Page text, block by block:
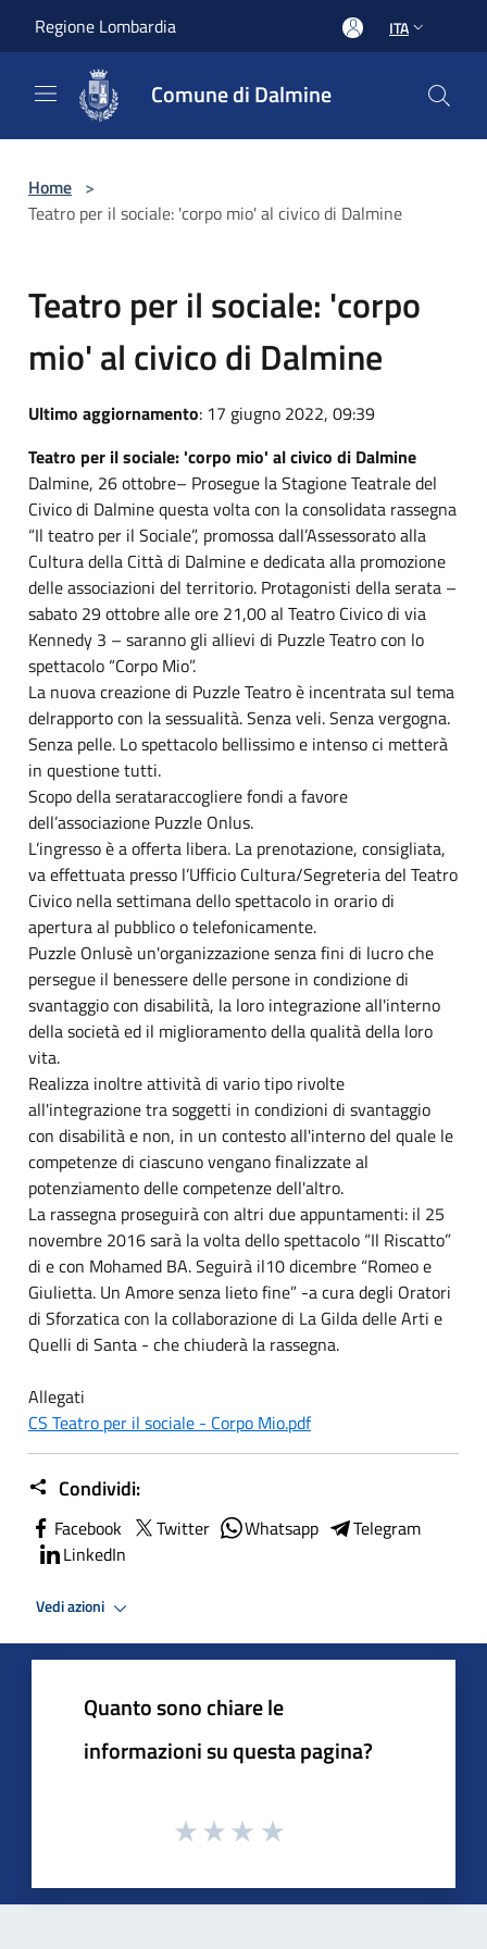
Regione Lombardia ITA
Comune di Dalmine
Home >
Teatro per il sociale: 'corpo mio' al civico di Dalmine
Teatro per il sociale: 'corpo
mio' al civico di Dalmine
Ultimo aggiornamento: 17 giugno 2022, 09:39
Teatro per il sociale: 'corpo mio' al civico di Dalmine
Dalmine, 26 ottobre– Prosegue la Stagione Teatrale del
Civico di Dalmine questa volta con la consolidata rassegna
“Il teatro per il Sociale”, promossa dall’Assessorato alla
Cultura della Città di Dalmine e dedicata alla promozione
delle associazioni del territorio. Protagonisti della serata –
sabato 29 ottobre alle ore 21,00 al Teatro Civico di via
Kennedy 3 – saranno gli allievi di Puzzle Teatro con lo
spettacolo “Corpo Mio”.
La nuova creazione di Puzzle Teatro è incentrata sul tema
delrapporto con la sessualità. Senza veli. Senza vergogna.
Senza pelle. Lo spettacolo bellissimo e intenso ci metterà
in questione tutti.
Scopo della serataraccogliere fondi a favore
dell’associazione Puzzle Onlus.
L’ingresso è a offerta libera. La prenotazione, consigliata,
va effettuata presso l’Ufficio Cultura/Segreteria del Teatro
Civico nella settimana dello spettacolo in orario di
apertura al pubblico o telefonicamente.
Puzzle Onlusè un'organizzazione senza fini di lucro che
persegue il benessere delle persone in condizione di
svantaggio con disabilità, la loro integrazione all'interno
della società ed il miglioramento della qualità della loro
vita.
Realizza inoltre attività di vario tipo rivolte
all'integrazione tra soggetti in condizioni di svantaggio
con disabilità e non, in un contesto all'interno del quale le
competenze di ciascuno vengano finalizzate al
potenziamento delle competenze dell'altro.
La rassegna proseguirà con altri due appuntamenti: il 25
novembre 2016 sarà la volta dello spettacolo “Il Riscatto”
di e con Mohamed BA. Seguirà il10 dicembre “Romeo e
Giulietta. Un Amore senza lieto fine” -a cura degli Oratori
di Sforzatica con la collaborazione di La Gilda delle Arti e
Quelli di Santa - che chiuderà la rassegna.
Allegati
CS Teatro per il sociale - Corpo Mio.pdf
Condividi:
Facebook Twitter Whatsapp
Telegram
LinkedIn
Vedi azioni
Quanto sono chiare le
informazioni su questa pagina?